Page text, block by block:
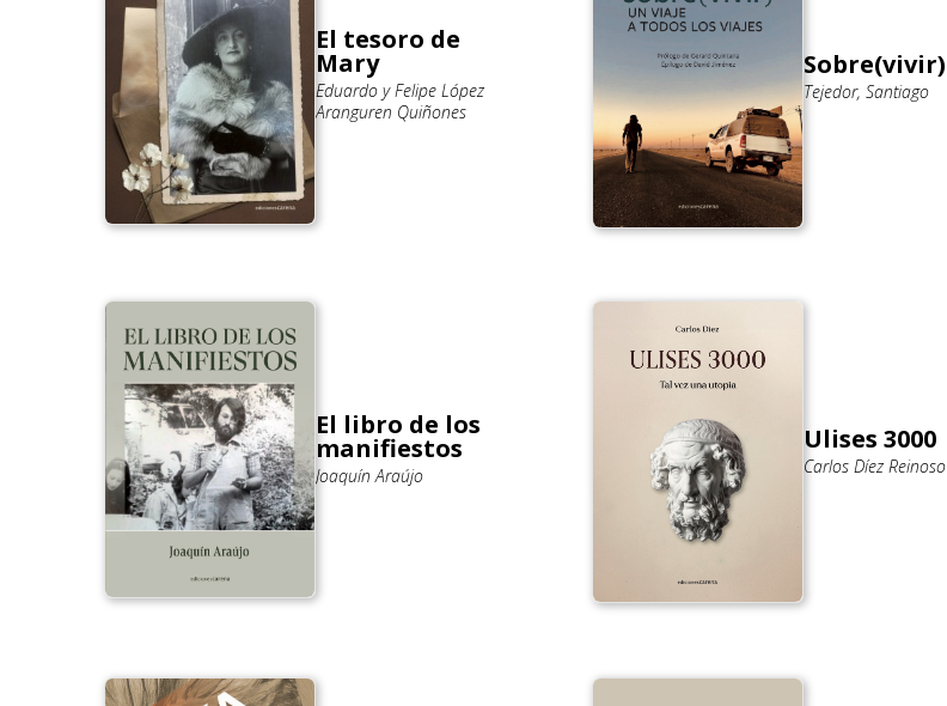
El tesoro de
Mary
Eduardo y Felipe López
Aranguren Quiñones
Sobre(vivir)
Tejedor, Santiago
El libro de los
manifiestos
Joaquín Araújo
Ulises 3000
Carlos Díez Reinoso